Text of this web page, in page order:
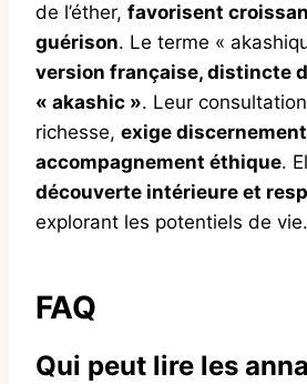
de l’éther, favorisent
guérison. Le terme «
version française, distincte
« akashic ». Leur
richesse, exige
accompagnement éthique.
découverte intérieure et
explorant les potentiels de vie.
FAQ
Qui peut lire les